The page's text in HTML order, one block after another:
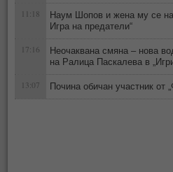
11:18
Наум Шопов и жена му се
Игра на предатели“
17:16
Неочаквана смяна – нова
на Ралица Паскалева в
13:07 Почина обичан участник от